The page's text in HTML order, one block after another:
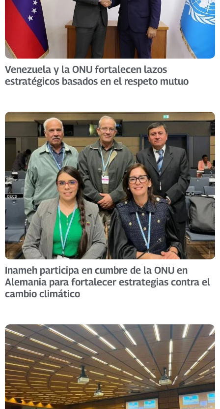
Venezuela y la ONU fortalecen lazos
estratégicos basados en el respeto mutuo
Inameh participa en cumbre de la ONU en
Alemania para fortalecer estrategias contra el
cambio climático